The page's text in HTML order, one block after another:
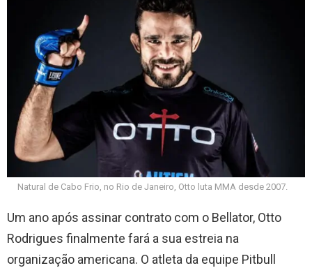
k
p
Natural de Cabo Frio, no Rio de Janeiro, Otto luta MMA desde 2007.
Um ano após assinar contrato com o Bellator, Otto
Rodrigues finalmente fará a sua estreia na
organização americana. O atleta da equipe Pitbull